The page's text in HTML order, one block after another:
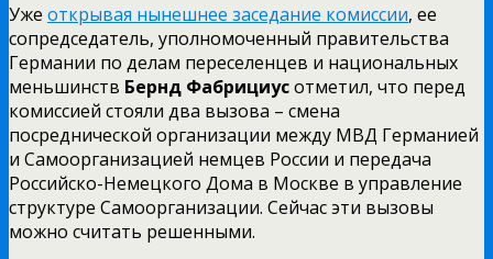
Уже открывая нынешнее заседание комиссии, ее
сопредседатель, уполномоченный правительства
Германии по делам переселенцев и национальных
меньшинств Бернд Фабрициусотметил, что перед
комиссией стояли два вызова – смена
посреднической организации между МВД Германией
и Самоорганизацией немцев России и передача
Российско-Немецкого Дома в Москве в управление
структуре Самоорганизации. Сейчас эти вызовы
можно считать решенными.